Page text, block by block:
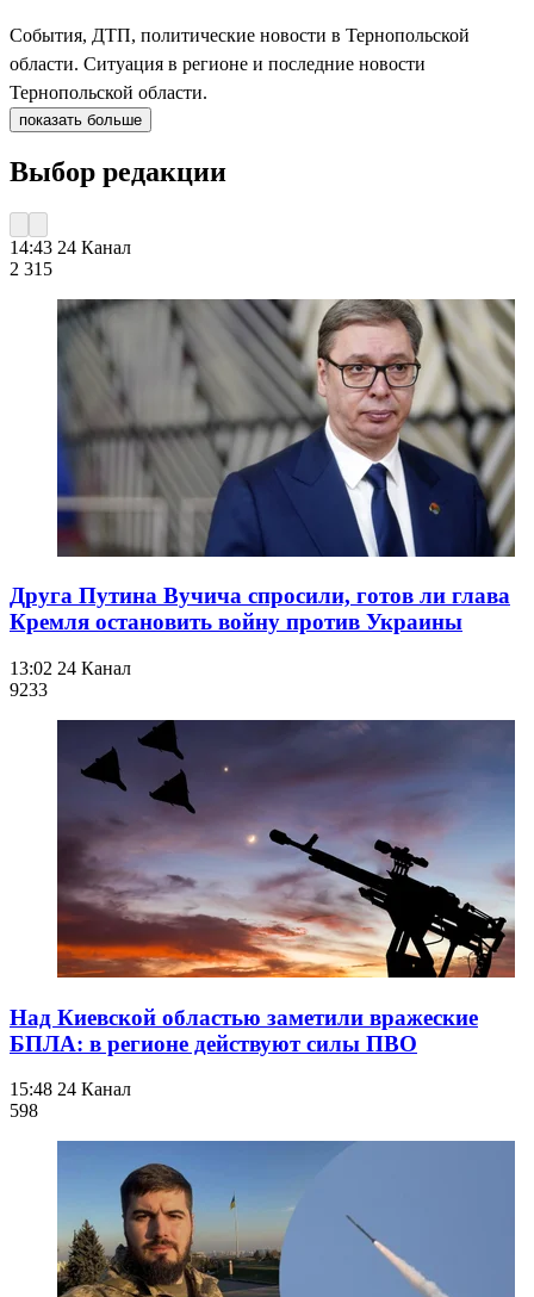
События, ДТП, политические новости в Тернопольской
области. Ситуация в регионе и последние новости
Тернопольской области.
показать больше
Выбор редакции
14:43 24 Канал
2 315
Друга Путина Вучича спросили, готов ли глава
Кремля остановить войну против Украины
13:02 24 Канал
9233
Над Киевской областью заметили вражеские
БПЛА: в регионе действуют силы ПВО
15:48 24 Канал
598